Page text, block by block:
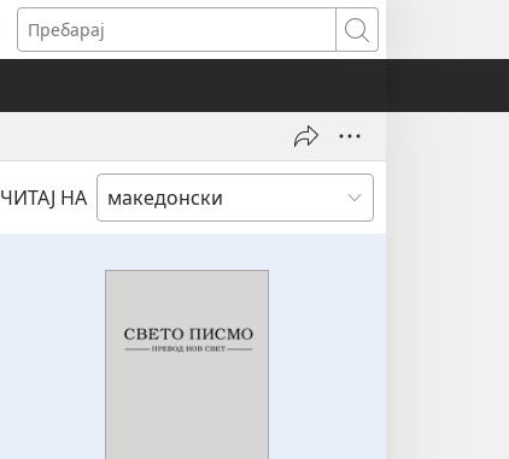
Пребарај
ЧИТАЈ НА